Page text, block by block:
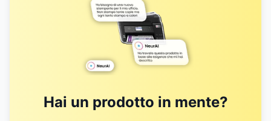
Hai un prodotto in mente?